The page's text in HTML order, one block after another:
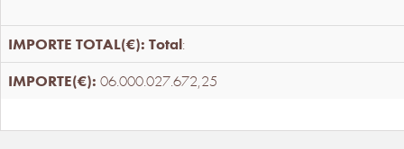
Total:
06.000.027.672,25